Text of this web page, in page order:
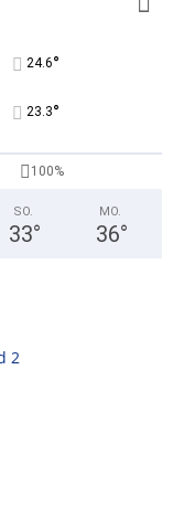
24.6°
23.3°
100%
SO.
33°
MO.
36°